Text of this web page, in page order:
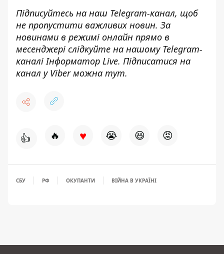
Підписуйтесь на наш Telegram-канал, щоб
не пропустити важливих новин. За
новинами в режимі онлайн прямо в
месенджері слідкуйте на нашому Telegram-
каналіІнформатор Live. Підписатися на
канал у Viber можна тут.
👍 🔥 ♥ 😭 😆 😡
СБУ РФ ОКУПАНТИ ВІЙНА В УКРАЇНІ